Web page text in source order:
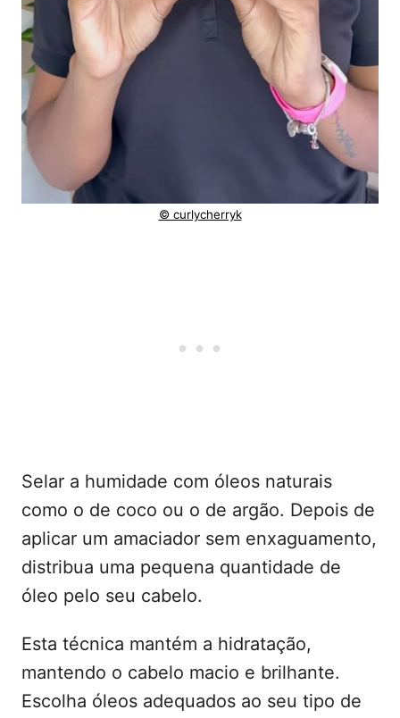
© curlycherryk
Selar a humidade com óleos naturais
como o de coco ou o de argão. Depois de
aplicar um amaciador sem enxaguamento,
distribua uma pequena quantidade de
óleo pelo seu cabelo.
Esta técnica mantém a hidratação,
mantendo o cabelo macio e brilhante.
Escolha óleos adequados ao seu tipo de